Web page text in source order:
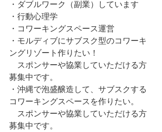
・ダブルワーク（副業）しています
・行動心理学
・コワーキングスペース運営
・モルディブにサブスク型のコワーキ
ングリゾート作りたい！
スポンサーや協業していただける方
募集中です。
・沖縄で泡盛醸造して、サブスクする
コワーキングスペースを作りたい。
スポンサーや協業していただける方
募集中です。